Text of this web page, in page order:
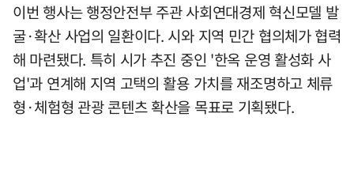
이번 행사는 행정안전부 주관 사회연대경제 혁신모델 발
굴·확산 사업의 일환이다. 시와 지역 민간 협의체가 협력
해 마련됐다. 특히 시가 추진 중인 '한옥 운영 활성화 사
업'과 연계해 지역 고택의 활용 가치를 재조명하고 체류
형·체험형 관광 콘텐츠 확산을 목표로 기획됐다.